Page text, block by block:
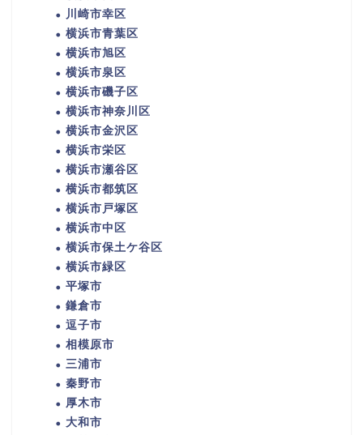
川崎市幸区
横浜市青葉区
横浜市旭区
横浜市泉区
横浜市磯子区
横浜市神奈川区
横浜市金沢区
横浜市栄区
横浜市瀬谷区
横浜市都筑区
横浜市戸塚区
横浜市中区
横浜市保土ケ谷区
横浜市緑区
平塚市
鎌倉市
逗子市
相模原市
三浦市
秦野市
厚木市
大和市